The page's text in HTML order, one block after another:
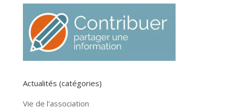
Actualités (catégories)
Vie de l'association